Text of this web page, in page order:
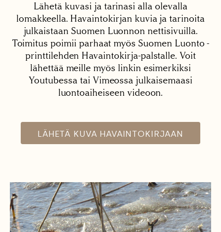
Lähetä kuvasi ja tarinasi alla olevalla
lomakkeella. Havaintokirjan kuvia ja tarinoita
julkaistaan Suomen Luonnon nettisivuilla.
Toimitus poimii parhaat myös Suomen Luonto -
printtilehden Havaintokirja-palstalle. Voit
lähettää meille myös linkin esimerkiksi
Youtubessa tai Vimeossa julkaisemaasi
luontoaiheiseen videoon.
LÄHETÄ KUVA HAVAINTOKIRJAAN